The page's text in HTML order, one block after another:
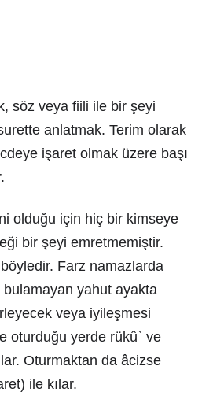
söz veya fiili ile bir şeyi
anlatmak. Terim olarak
işaret olmak üzere başı
olduğu için hiç bir kimseye
bir şeyi emretmemiştir.
Farz namazlarda
yahut ayakta
veya iyileşmesi
oturduğu yerde rükû` ve
Oturmaktan da âcizse
ile kılar.